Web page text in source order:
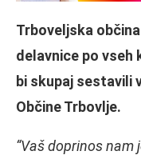
Trboveljska
delavnice po vseh
bi skupaj sestavili
Občine Trbovlje.
“Vaš doprinos nam